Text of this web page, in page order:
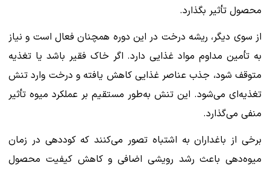
محصول تأثیر بگذارد.
از سوی دیگر، ریشه درخت در این دوره همچنان فعال است و نیاز
به تأمین مداوم مواد غذایی دارد. اگر خاک فقیر باشد یا تغذیه
متوقف شود، جذب عناصر غذایی کاهش یافته و درخت وارد تنش
تغذیه‌ای می‌شود. این تنش به‌طور مستقیم بر عملکرد میوه تأثیر
منفی می‌گذارد.
برخی از باغداران به اشتباه تصور می‌کنند که کوددهی در زمان
میوه‌دهی باعث رشد رویشی اضافی و کاهش کیفیت محصول